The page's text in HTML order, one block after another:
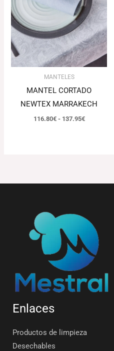
MANTELES
MANTEL CORTADO
NEWTEX MARRAKECH
116.80€ - 137.95€
116.80€
hasta
137.95€
Enlaces
Productos de limpieza
Desechables